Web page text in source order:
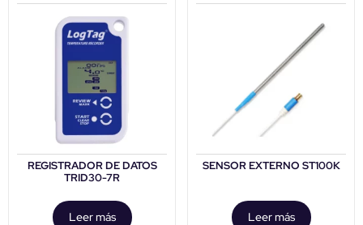
REGISTRADOR DE DATOS
TRID30-7R
Leer más
SENSOR EXTERNO ST100K
Leer más